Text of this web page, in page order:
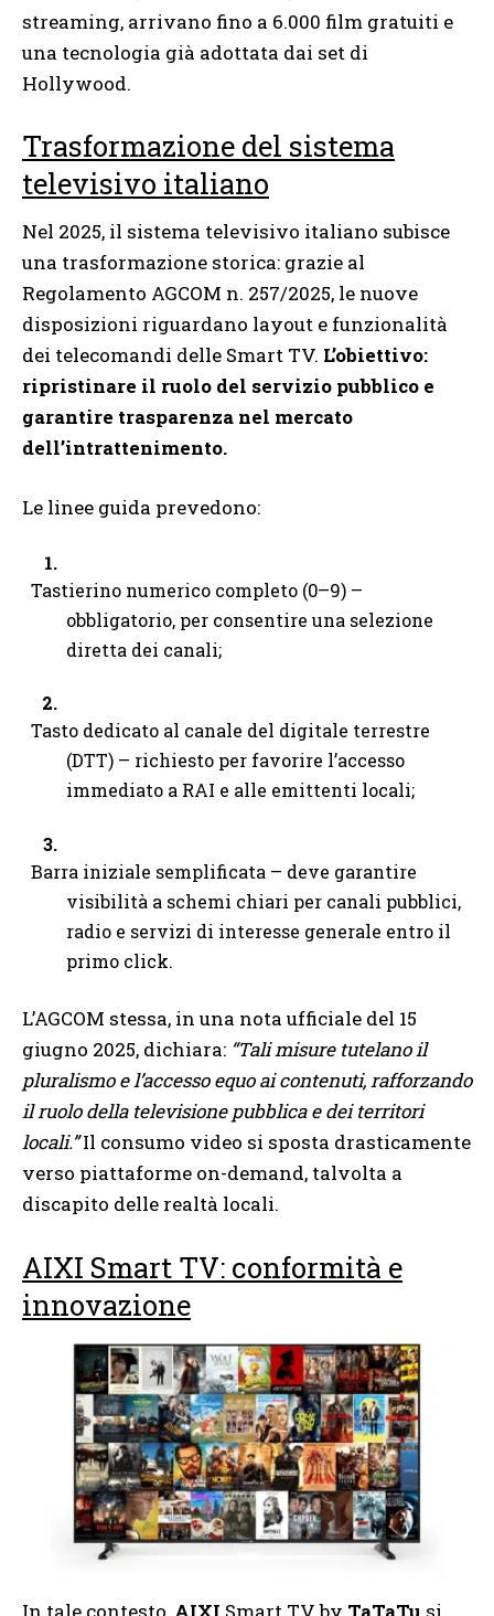
streaming, arrivano fino a 6.000 film gratuiti e
una tecnologia già adottata dai set di
Hollywood.
Trasformazione del sistema
televisivo italiano
Nel 2025, il sistema televisivo italiano subisce
una trasformazione storica: grazie al
Regolamento AGCOM n. 257/2025, le nuove
disposizioni riguardano layout e funzionalità
dei telecomandi delle Smart TV. L’obiettivo:
ripristinare il ruolo del servizio pubblico e
garantire trasparenza nel mercato
dell’intrattenimento.
Le linee guida prevedono:
Tastierino numerico completo (0–9) –
obbligatorio, per consentire una selezione
diretta dei canali;
Tasto dedicato al canale del digitale terrestre
(DTT) – richiesto per favorire l’accesso
immediato a RAI e alle emittenti locali;
Barra iniziale semplificata – deve garantire
visibilità a schemi chiari per canali pubblici,
radio e servizi di interesse generale entro il
primo click.
L’AGCOM stessa, in una nota ufficiale del 15
giugno 2025, dichiara: “Tali misure tutelano il
pluralismo e l’accesso equo ai contenuti, rafforzando
il ruolo della televisione pubblica e dei territori
locali.”Il consumo video si sposta drasticamente
verso piattaforme on-demand, talvolta a
discapito delle realtà locali.
AIXI Smart TV: conformità e
innovazione
In tale contesto, AIXI Smart TV by TaTaTu si